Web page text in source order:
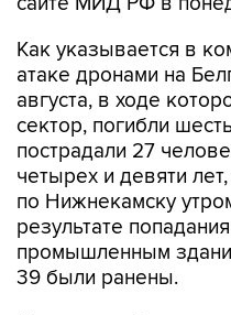
возбудил уголовные
"С болью в сердце
родным и близким
скорейшего
заявила Захарова.
По словам
бессмысленные с
враг осуществляет